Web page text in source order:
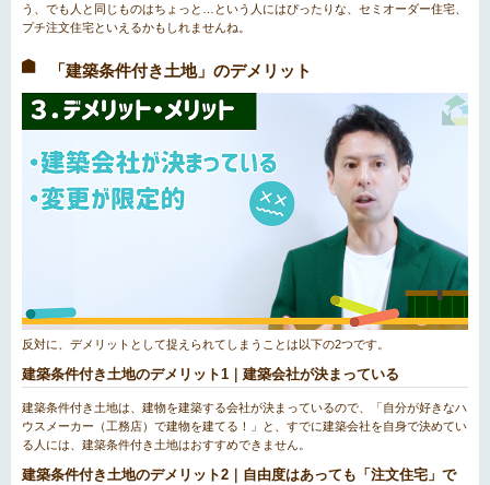
う、でも人と同じものはちょっと…という人にはぴったりな、セミオーダー住宅、
プチ注文住宅といえるかもしれませんね。
「建築条件付き土地」のデメリット
反対に、デメリットとして捉えられてしまうことは以下の2つです。
建築条件付き土地のデメリット1｜建築会社が決まっている
建築条件付き土地は、建物を建築する会社が決まっているので、「自分が好きなハ
ウスメーカー（工務店）で建物を建てる！」と、すでに建築会社を自身で決めてい
る人には、建築条件付き土地はおすすめできません。
建築条件付き土地のデメリット2｜自由度はあっても「注文住宅」で